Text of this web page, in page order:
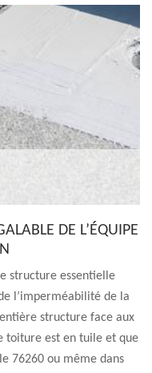
DE L’ÉQUIPE
structure essentielle
l’imperméabilité de la
structure face aux
toiture est en tuile et que
76260 ou même dans